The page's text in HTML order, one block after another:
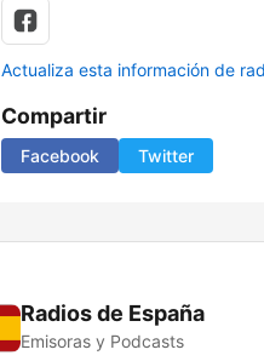
Actualiza esta información de
Compartir
Facebook Twitter
Radios de España
Emisoras y Podcasts